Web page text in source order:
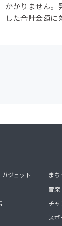
かかりません。
した合計金額に
ジェット
ま
音楽
チャ
スポ